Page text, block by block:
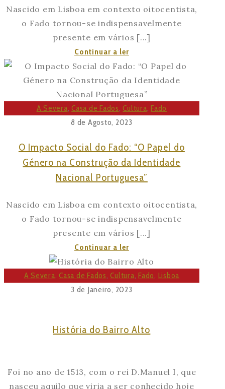
Nascido em Lisboa em contexto oitocentista,
o Fado tornou-se indispensavelmente
presente em vários [...]
Continuar a lerA
Severa:
Quatro
Gerações
de
Tradição
Fado
Lisboeta
A Severa,Casa de Fados,Cultura,Fado
8 de Agosto, 2023
O Impacto Social do Fado: “O Papel do
Género na Construção da Identidade
Nacional Portuguesa”
Nascido em Lisboa em contexto oitocentista,
o Fado tornou-se indispensavelmente
presente em vários [...]
Continuar a lerO
Impacto
Social
do
Papel
na
A Severa,Casa de Fados,Cultura,Fado, Lisboa
3 de Janeiro, 2023
História do Bairro Alto
Foi no ano de 1513, com o rei D.Manuel I, que
nasceu aquilo que viria a ser conhecido hoje